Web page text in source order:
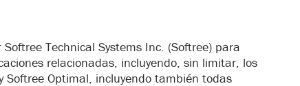
Technical Systems Inc. (Softree) para
relacionadas, incluyendo, sin limitar, los
Optimal, incluyendo también todas